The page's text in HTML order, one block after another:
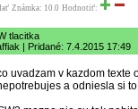
Známka: 10.0 Hodnotiť:
tlacitka
| Pridané: 7.4.2015 17:49
uvadzam v kazdom texte
a odniesla si